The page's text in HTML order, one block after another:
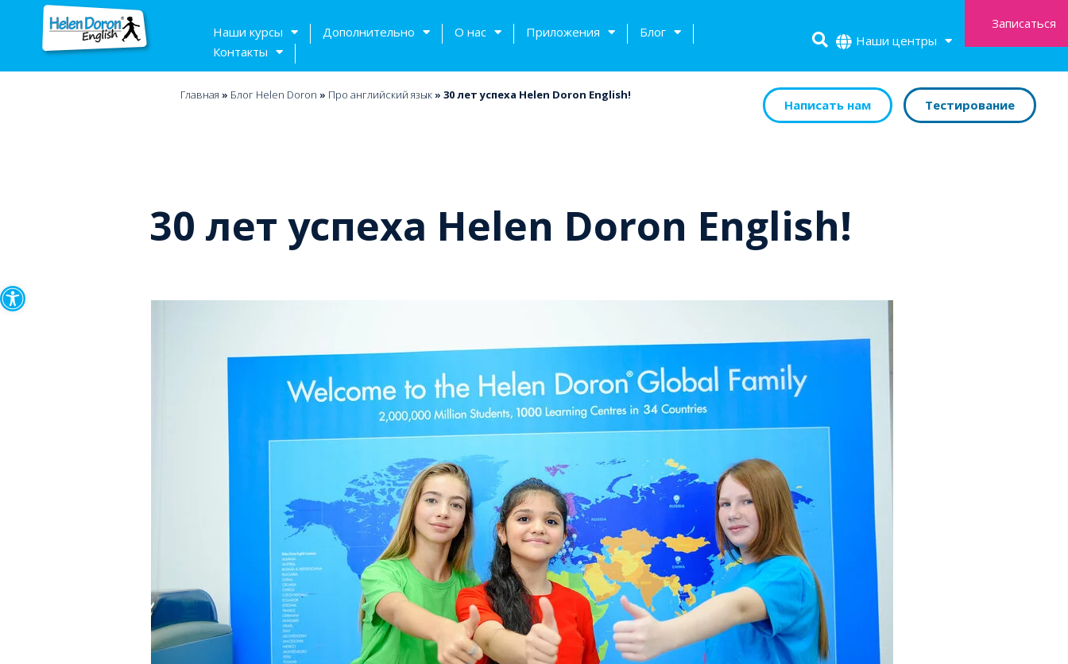
Открыть панель инструментов
Наши курсы Дополнительно О нас Приложения
Блог
Контакты
Наши центры
Записаться
Главная » Блог Helen Doron » Про английский язык» 30 лет успеха Helen Doron English!
Написать нам Тестирование
30 лет успеха Helen Doron English!